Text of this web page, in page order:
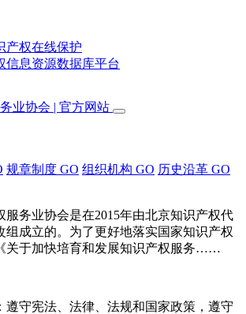
产权在线保护
信息资源数据库平台
规章制度 GO 组织机构 GO 历史沿革 GO
服务业协会是在2015年由北京知识产权代
组成立的。为了更好地落实国家知识产权
关于加快培育和发展知识产权服务……
遵守宪法、法律、法规和国家政策，遵守